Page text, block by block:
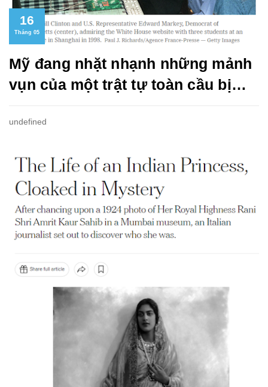
16
Tháng 05
Mỹ đang nhặt nhạnh những mảnh
vụn của một trật tự toàn cầu bị
undefined